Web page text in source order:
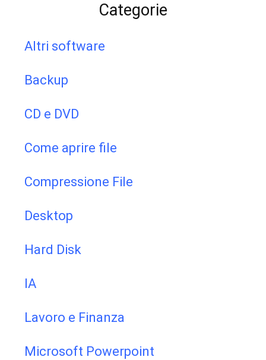
Categorie
Altri software
Backup
CD e DVD
Come aprire file
Compressione File
Desktop
Hard Disk
IA
Lavoro e Finanza
Microsoft Powerpoint